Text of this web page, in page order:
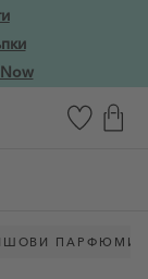
ПАРФЮМИ